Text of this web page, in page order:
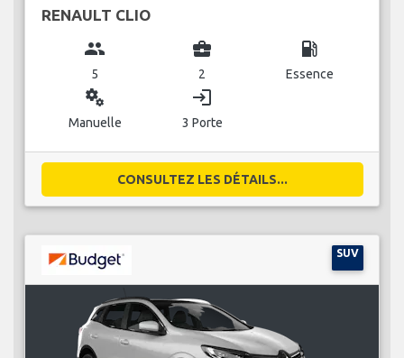
RENAULT CLIO
group
5
business_center
2
local_gas_station
Essence
miscellaneous_services
Manuelle
login
3 Porte
CONSULTEZ LES DÉTAILS...
SUV